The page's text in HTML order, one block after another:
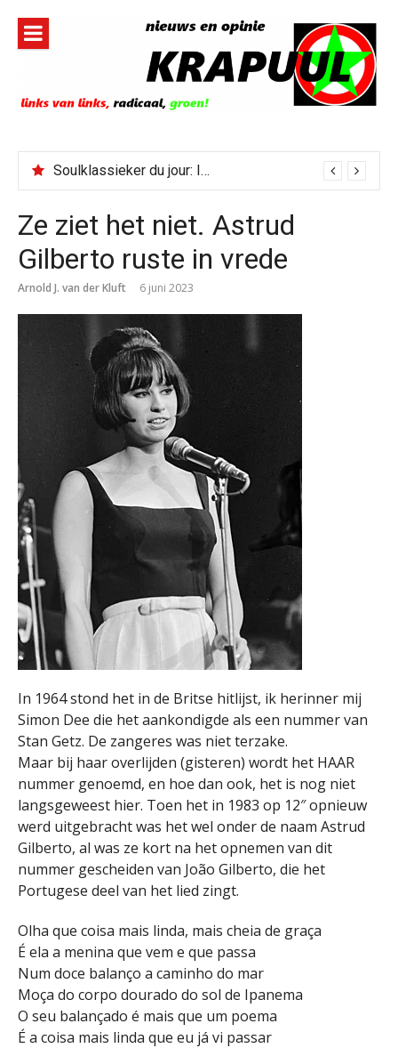
inhoud
Soulklassieker du jour: I Wish It Would Rain
Ze ziet het niet. Astrud
Gilberto ruste in vrede
Arnold J. van der Kluft 6 juni 2023
In 1964 stond het in de Britse hitlijst, ik herinner mij
Simon Dee die het aankondigde als een nummer van
Stan Getz. De zangeres was niet terzake.
Maar bij haar overlijden (gisteren) wordt het HAAR
nummer genoemd, en hoe dan ook, het is nog niet
langsgeweest hier. Toen het in 1983 op 12″ opnieuw
werd uitgebracht was het wel onder de naam Astrud
Gilberto, al was ze kort na het opnemen van dit
nummer gescheiden van João Gilberto, die het
Portugese deel van het lied zingt.
Olha que coisa mais linda, mais cheia de graça
É ela a menina que vem e que passa
Num doce balanço a caminho do mar
Moça do corpo dourado do sol de Ipanema
O seu balançado é mais que um poema
É a coisa mais linda que eu já vi passar